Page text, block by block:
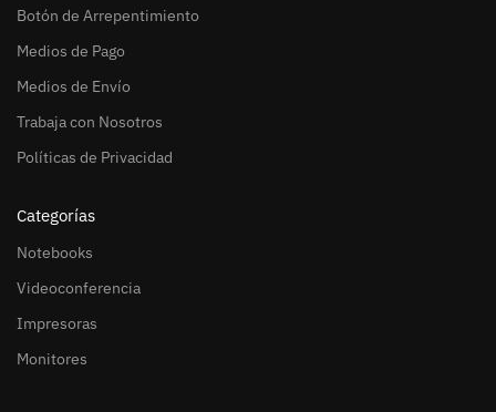
Botón de Arrepentimiento
Medios de Pago
Medios de Envío
Trabaja con Nosotros
Políticas de Privacidad
Categorías
Notebooks
Videoconferencia
Impresoras
Monitores